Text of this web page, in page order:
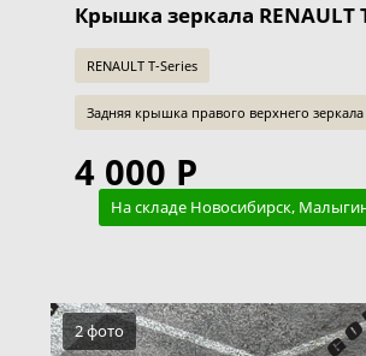
Крышка зеркала RENAULT
RENAULT T-Series
Задняя крышка правого верхнего зеркала
4 000 Р
На складе Новосибирск,
2 фото